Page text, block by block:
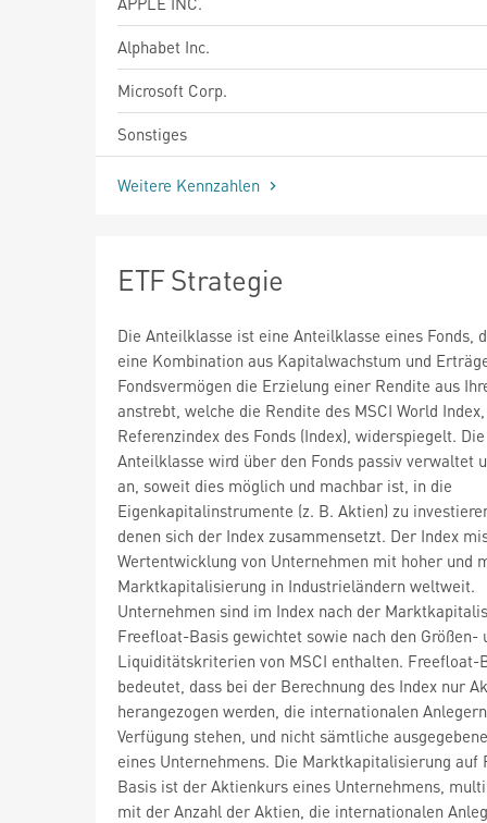
Alphabet Inc.
Microsoft Corp.
Sonstiges
Weitere Kennzahlen
ETF Strategie
Die Anteilklasse ist eine Anteilklasse eines Fonds,
eine Kombination aus Kapitalwachstum und
Fondsvermögen die Erzielung einer Rendite aus
anstrebt, welche die Rendite des MSCI World
Referenzindex des Fonds (Index), widerspiegelt. Die
Anteilklasse wird über den Fonds passiv verwaltet
an, soweit dies möglich und machbar ist, in die
Eigenkapitalinstrumente (z. B. Aktien) zu
denen sich der Index zusammensetzt. Der Index
Wertentwicklung von Unternehmen mit hoher und
Marktkapitalisierung in Industrieländern weltweit.
Unternehmen sind im Index nach der
Freefloat-Basis gewichtet sowie nach den Größen-
Liquiditätskriterien von MSCI enthalten. Freefloat-
bedeutet, dass bei der Berechnung des Index nur
herangezogen werden, die internationalen
Verfügung stehen, und nicht sämtliche
eines Unternehmens. Die Marktkapitalisierung auf
Basis ist der Aktienkurs eines Unternehmens,
mit der Anzahl der Aktien, die internationalen